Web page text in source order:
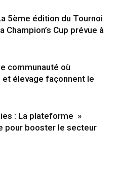
5ème édition du Tournoi
Champion’s Cup prévue à
communauté où
et élevage façonnent le
: La plateforme »
pour booster le secteur